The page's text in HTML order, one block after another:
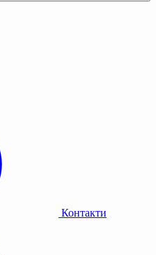
Контакти